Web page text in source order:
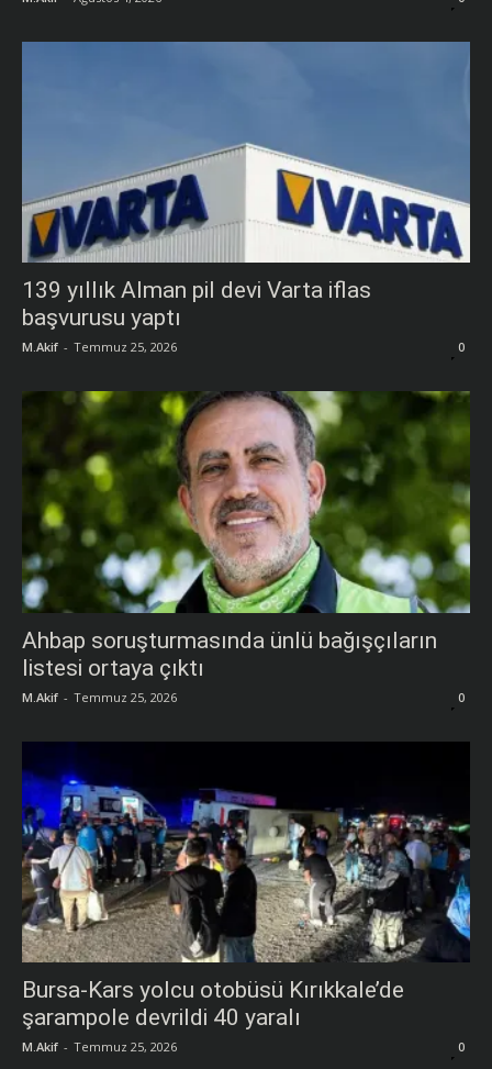
139 yıllık Alman pil devi Varta iflas
başvurusu yaptı
M.Akif - Temmuz 25, 2026 0
Ahbap soruşturmasında ünlü bağışçıların
listesi ortaya çıktı
M.Akif - Temmuz 25, 2026 0
Bursa-Kars yolcu otobüsü Kırıkkale’de
şarampole devrildi 40 yaralı
M.Akif - Temmuz 25, 2026 0